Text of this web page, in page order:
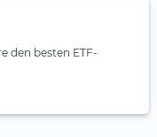
den besten ETF-